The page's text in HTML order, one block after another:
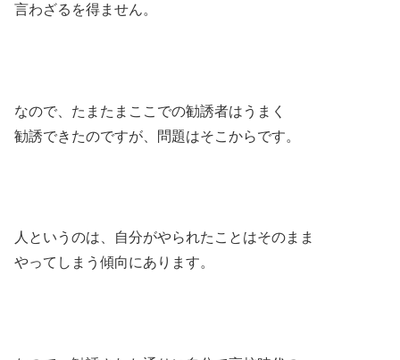
言わざるを得ません。
なので、たまたまここでの勧誘者はうまく
勧誘できたのですが、問題はそこからです。
人というのは、自分がやられたことはそのまま
やってしまう傾向にあります。